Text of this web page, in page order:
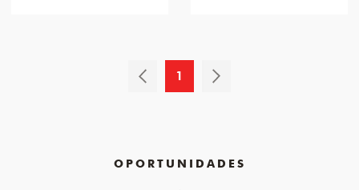
1
OPORTUNIDADES